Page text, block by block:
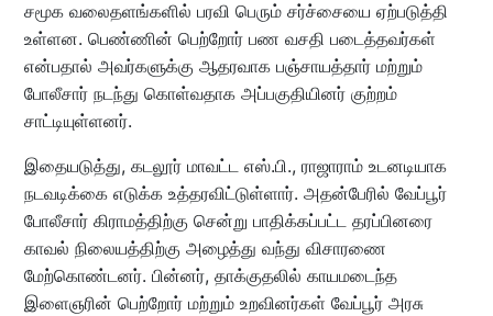
சமூக வலைதளங்களில் பரவி பெரும் சர்ச்சையை ஏற்படுத்தி
உள்ளன. பெண்ணின் பெற்றோர் பண வசதி படைத்தவர்கள்
என்பதால் அவர்களுக்கு ஆதரவாக பஞ்சாயத்தார் மற்றும்
போலீசார் நடந்து கொள்வதாக அப்பகுதியினர் குற்றம்
சாட்டியுள்ளனர்.
இதையடுத்து, கடலூர் மாவட்ட எஸ்.பி., ராஜாராம் உடனடியாக
நடவடிக்கை எடுக்க உத்தரவிட்டுள்ளார். அதன்பேரில் வேப்பூர்
போலீசார் கிராமத்திற்கு சென்று பாதிக்கப்பட்ட தரப்பினரை
காவல் நிலையத்திற்கு அழைத்து வந்து விசாரணை
மேற்கொண்டனர். பின்னர், தாக்குதலில் காயமடைந்த
இளைஞரின் பெற்றோர் மற்றும் உறவினர்கள் வேப்பூர் அரசு